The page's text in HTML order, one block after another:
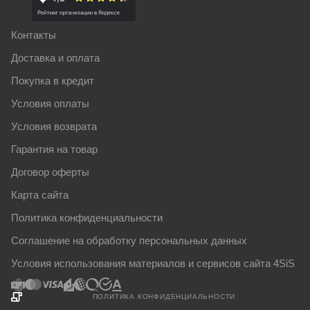
Контакты
Доставка и оплата
Покупка в кредит
Условия оплаты
Условия возврата
Гарантия на товар
Договор оферты
Карта сайта
Политика конфиденциальности
Соглашение на обработку персональных данных
Условия использования материалов и сервисов сайта 4SiS
ПОЛИТИКА КОНФИДЕНЦИАЛЬНОСТИ